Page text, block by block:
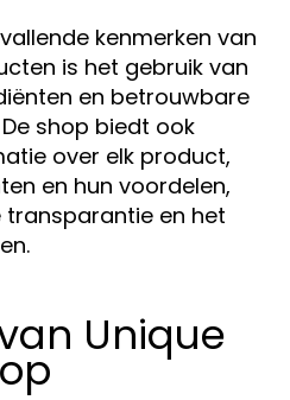
kenmerken van
is het gebruik van
en betrouwbare
shop biedt ook
over elk product,
en hun voordelen,
en het
Unique